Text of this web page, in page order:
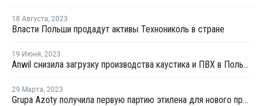
18 Августа, 2023
Власти Польши продадут активы Технониколь в стране
19 Июня, 2023
Anwil снизила загрузку производства каустика и ПВХ в Польше
29 Марта, 2023
Grupa Azoty получила первую партию этилена для нового производства